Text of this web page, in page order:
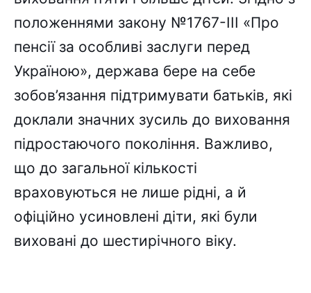
положеннями закону №1767-III «Про
пенсії за особливі заслуги перед
Україною», держава бере на себе
зобов’язання підтримувати батьків, які
доклали значних зусиль до виховання
підростаючого покоління. Важливо,
що до загальної кількості
враховуються не лише рідні, а й
офіційно усиновлені діти, які були
виховані до шестирічного віку.